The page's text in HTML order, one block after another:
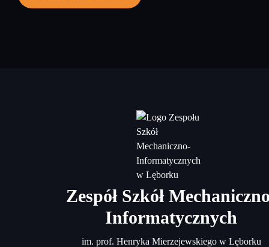
Zespół Szkół
Informatycznych
im. prof. Henryka Mierzejewskiego w Lęborku